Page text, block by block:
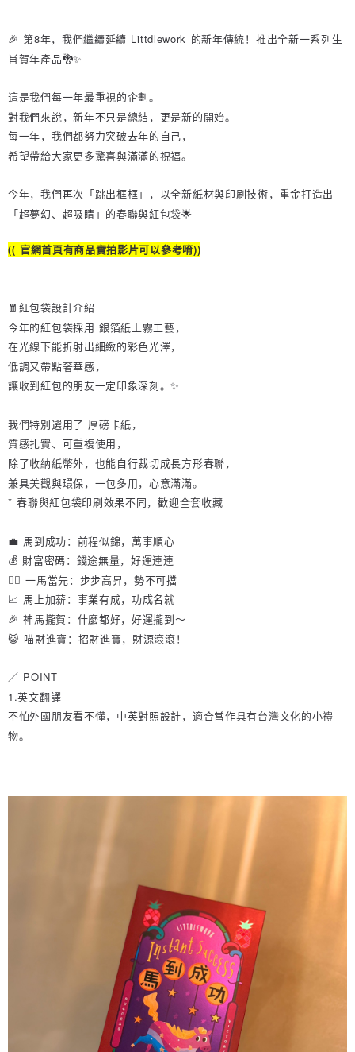
請留意繳費期限為 14 天。唯有下載 AFTEE App 成為 AFTEE 會員者方能享
有最長 45 天內付款之服務。
出。使用AFTEE下訂可以延長您收到商品前的繳費天數，但無法保證一定能
商品與否，仍需要請您在AFTEE規定的時間內完成繳費。
二、付款限制
2. 結帳金額須大於NT$30
3. 目前僅支援台灣會員
「AFTEE先享後付」(下稱本服務)乃由恩沛科技股份有限公司(下稱 AFTEE )
處理、利用，詳參 AFTEE 官網之『個人資料蒐集、處理及利用告知聲明』
（https://aftee.tw/privacypolicy/）。
若款項超過繳費期限，將根據當次的金額加收年利率 16% 的逾期滯納金。
未成年的使用者，請事先徵得法定代理人或監護人之同意方可使用
AFTEE。
繫恩沛科技股份有限公司。若您不同意我們將上開所示之個人資料，連同必
要之購買訂單資訊提供予 AFTEE ，或讓 AFTEE 蒐集處理利用您的個人資
料，請勿選用本服務。
每笔NT$80，满NT$2,000(含以上)免运费
每笔NT$80，满NT$2,000(含以上)免运费
付款後7-11取貨
每笔NT$80，满NT$2,000(含以上)免运费
每笔NT$80，满NT$2,000(含以上)免运费
每笔NT$150，满NT$2,000(含以上)免运费
🎉 第8年，我們繼續延續 Littdlework 的新年傳統！推出全新一系列生
肖賀年產品🐉✨
這是我們每一年最重視的企劃。
對我們來說，新年不只是總結，更是新的開始。
每一年，我們都努力突破去年的自己，
希望帶給大家更多驚喜與滿滿的祝福。
今年，我們再次「跳出框框」，以全新紙材與印刷技術，重金打造出
「超夢幻、超吸睛」的春聯與紅包袋🌟
(( 官網首頁有商品實拍影片可以參考唷))
🧧紅包袋設計介紹
今年的紅包袋採用 銀箔紙上霧工藝，
在光線下能折射出細緻的彩色光澤，
低調又帶點奢華感，
讓收到紅包的朋友一定印象深刻。✨
我們特別選用了 厚磅卡紙，
質感扎實、可重複使用，
除了收納紙幣外，也能自行裁切成長方形春聯，
兼具美觀與環保，一包多用，心意滿滿。
* 春聯與紅包袋印刷效果不同，歡迎全套收藏
💼 馬到成功：前程似錦，萬事順心
💰 財富密碼：錢途無量，好運連連
🏃‍♀️ 一馬當先：步步高昇，勢不可擋
📈 馬上加薪：事業有成，功成名就
🎉 神馬攏賀：什麼都好，好運攏到～
😺 喵財進寶：招財進寶，財源滾滾！
／ POINT
1.英文翻譯
不怕外國朋友看不懂，中英對照設計，適合當作具有台灣文化的小禮
物。